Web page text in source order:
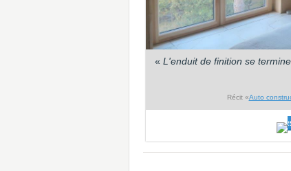
« L'enduit de finition se
Récit «Auto